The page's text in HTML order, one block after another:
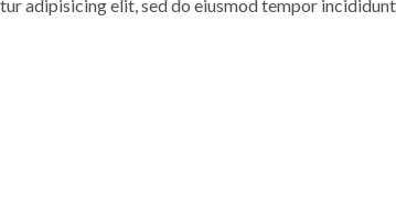
adipisicing elit, sed do eiusmod tempor